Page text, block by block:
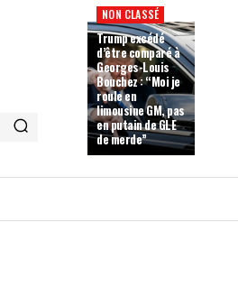
NON CLASSÉ
Trump excédé
d’être comparé à
Georges-Louis
Bouchez : “Moi je
roule en
limousine GM, pas
en putain de GLE
de merde”